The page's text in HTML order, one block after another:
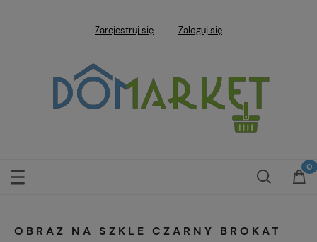
Zarejestruj się Zaloguj się
OBRAZ NA SZKLE CZARNY BROKAT